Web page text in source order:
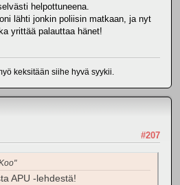
helpottuneena.
lähti jonkin poliisin matkaan, ja nyt
yrittää palauttaa hänet!
keksitään siihe hyvä syykii.
#207
APU -lehdestä!